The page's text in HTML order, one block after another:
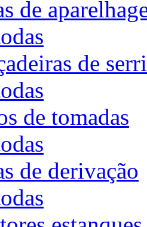
de
de
de tomadas
de derivação